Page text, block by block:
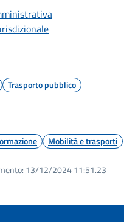
Trasporto pubblico
Mobilità e trasporti
13/12/2024 11:51.23